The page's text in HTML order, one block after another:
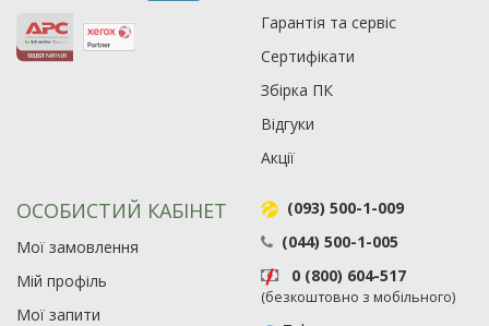
Гарантія та сервіс
Сертифікати
Збірка ПК
Відгуки
Акції
ОСОБИСТИЙ КАБІНЕТ
Мої замовлення
Мій профіль
Мої запити
(093) 500-1-009
(044) 500-1-005
0 (800) 604-517
(безкоштовно з мобільного)